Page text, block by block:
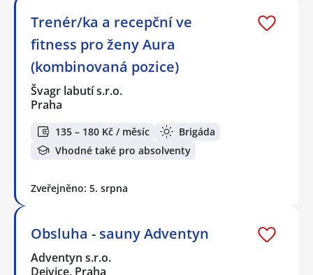
Trenér/ka a recepční ve
fitness pro ženy Aura
(kombinovaná pozice)
Švagr labutí s.r.o.
Praha
135 – 180 Kč / měsíc
Brigáda
Vhodné také pro absolventy
Zveřejněno: 5. srpna
Obsluha - sauny Adventyn
Adventyn s.r.o.
Dejvice, Praha